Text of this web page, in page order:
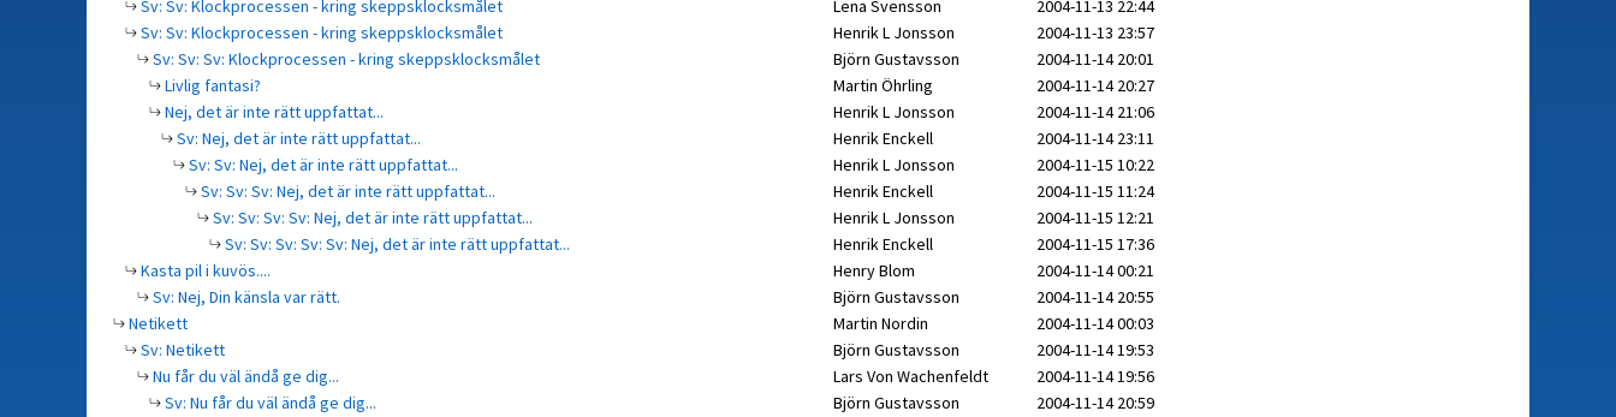
Sv: Sv: Klockprocessen - kring skeppsklocksmålet
Lena Svensson
2004-11-13 22:44
Sv: Sv: Klockprocessen - kring skeppsklocksmålet
Henrik L Jonsson
2004-11-13 23:57
Sv: Sv: Sv: Klockprocessen - kring skeppsklocksmålet
Björn Gustavsson
2004-11-14 20:01
Livlig fantasi?
Martin Öhrling
2004-11-14 20:27
Nej, det är inte rätt uppfattat...
Henrik L Jonsson
2004-11-14 21:06
Sv: Nej, det är inte rätt uppfattat...
Henrik Enckell
2004-11-14 23:11
Sv: Sv: Nej, det är inte rätt uppfattat...
Henrik L Jonsson
2004-11-15 10:22
Sv: Sv: Sv: Nej, det är inte rätt uppfattat...
Henrik Enckell
2004-11-15 11:24
Sv: Sv: Sv: Sv: Nej, det är inte rätt uppfattat...
Henrik L Jonsson
2004-11-15 12:21
Sv: Sv: Sv: Sv: Sv: Nej, det är inte rätt uppfattat...
Henrik Enckell
2004-11-15 17:36
Kasta pil i kuvös....
Henry Blom
2004-11-14 00:21
Sv: Nej, Din känsla var rätt.
Björn Gustavsson
2004-11-14 20:55
Netikett
Martin Nordin
2004-11-14 00:03
Sv: Netikett
Björn Gustavsson
2004-11-14 19:53
Nu får du väl ändå ge dig...
Lars Von Wachenfeldt
2004-11-14 19:56
Sv: Nu får du väl ändå ge dig...
Björn Gustavsson
2004-11-14 20:59